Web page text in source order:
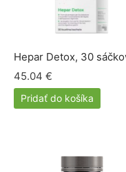
Hepar Detox, 30
45.04 €
Pridať do košíka